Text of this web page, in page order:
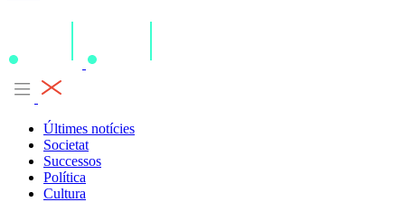
Últimes notícies
Societat
Successos
Política
Cultura